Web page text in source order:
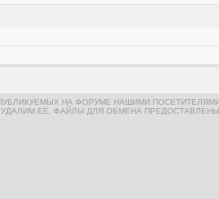
НА ФОРУМЕ НАШИМИ
ЕЁ. ФАЙЛЫ ДЛЯ ОБМЕНА